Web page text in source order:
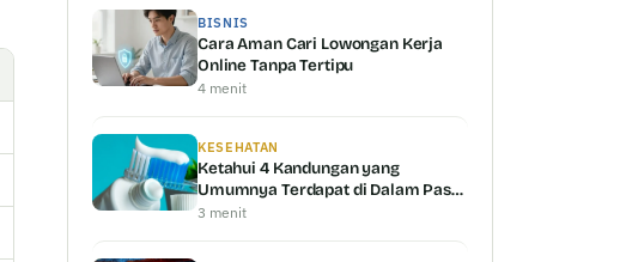
BISNIS
Cara Aman Cari Lowongan Kerja
Online Tanpa Tertipu
4 menit
KESEHATAN
Ketahui 4 Kandungan yang
Umumnya Terdapat di Dalam Pasta
Gigi untuk Memutihkan Gigi
3 menit